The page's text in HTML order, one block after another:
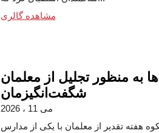
مشاهده گالری
به منظور تجلیل از معلمان
شگفت‌انگیزمان
می 11 ، 2026